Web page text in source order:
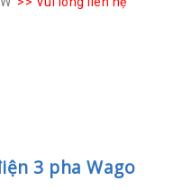
3 pha Wago